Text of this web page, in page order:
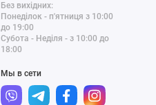
Без вихідних:
Понеділок - п'ятниця з 10:00
до 19:00
Субота - Неділя - з 10:00 до
18:00
Мы в сети